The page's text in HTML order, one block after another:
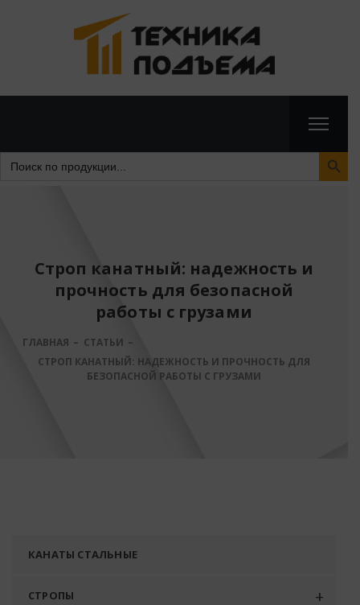
Search
for:
Search Button
Строп канатный: надежность и
прочность для безопасной
работы с грузами
ГЛАВНАЯ
СТАТЬИ
СТРОП КАНАТНЫЙ: НАДЕЖНОСТЬ И ПРОЧНОСТЬ ДЛЯ
БЕЗОПАСНОЙ РАБОТЫ С ГРУЗАМИ
КАНАТЫ СТАЛЬНЫЕ
СТРОПЫ